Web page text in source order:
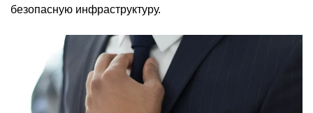
безопасную инфраструктуру.